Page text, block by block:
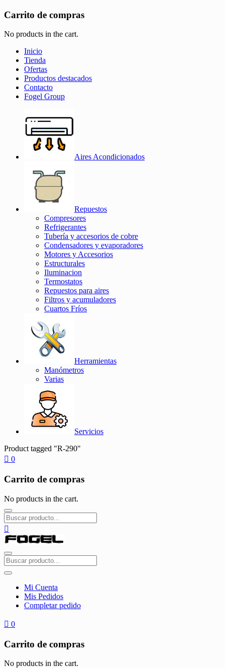
Carrito de compras
No products in the cart.
Inicio
Tienda
Ofertas
Productos destacados
Contacto
Fogel Group
Aires Acondicionados
Repuestos
Compresores
Refrigerantes
Tubería y accesorios de cobre
Condensadores y evaporadores
Motores y Accesorios
Estructurales
Iluminacion
Termostatos
Repuestos para aires
Filtros y acumuladores
Cuartos Fríos
Herramientas
Manómetros
Varias
Servicios
Product tagged "R-290"
0
Carrito de compras
No products in the cart.
Mi Cuenta
Mis Pedidos
Completar pedido
0
Carrito de compras
No products in the cart.